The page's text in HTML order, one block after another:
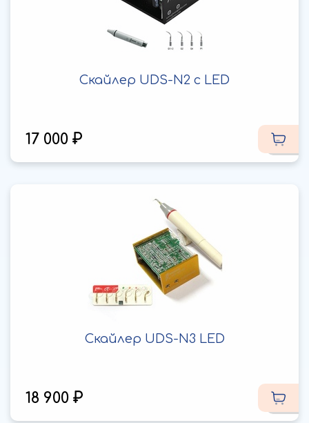
Скайлер UDS-N2 с LED
17 000
Скайлер UDS-N3 LED
18 900